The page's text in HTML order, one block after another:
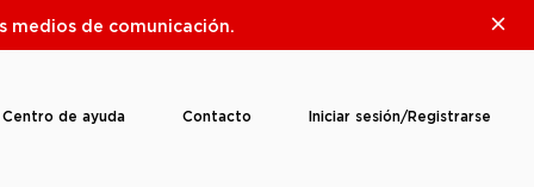
medios de comunicación.
Centro de ayuda Contacto Iniciar sesión/Registrarse